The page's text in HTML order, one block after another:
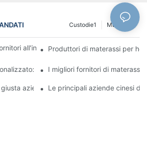
Muslimlog
Custodie1
all'ingrosso di letti per il tuo negozio
Produttori di materassi per
trasforma la tua camera da letto
I migliori fornitori di materassi
azienda di materassi all'ingrosso per
Le principali aziende cinesi di